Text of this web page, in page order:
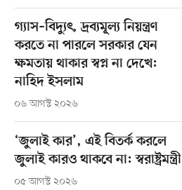
গ্যাস–বিদ্যুৎ, দ্রব্যমূল্য নিয়ন্ত্রণ
করতে না পারলে সরকার যেন
ক্ষমতায় থাকার স্বপ্ন না দেখে:
নাহিদ ইসলাম
০৬ আগস্ট ২০২৬
‘জুলাই কার’, এই বিতর্ক করলে
জুলাই কারও থাকবে না: স্বরাষ্ট্রমন্ত্রী
০৫ আগস্ট ২০২৬